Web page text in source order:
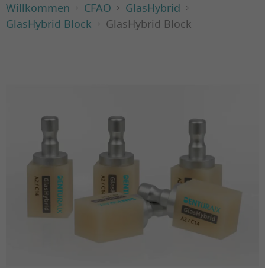
Willkommen CFAO
GlasHybrid
GlasHybrid Block
GlasHybrid Block